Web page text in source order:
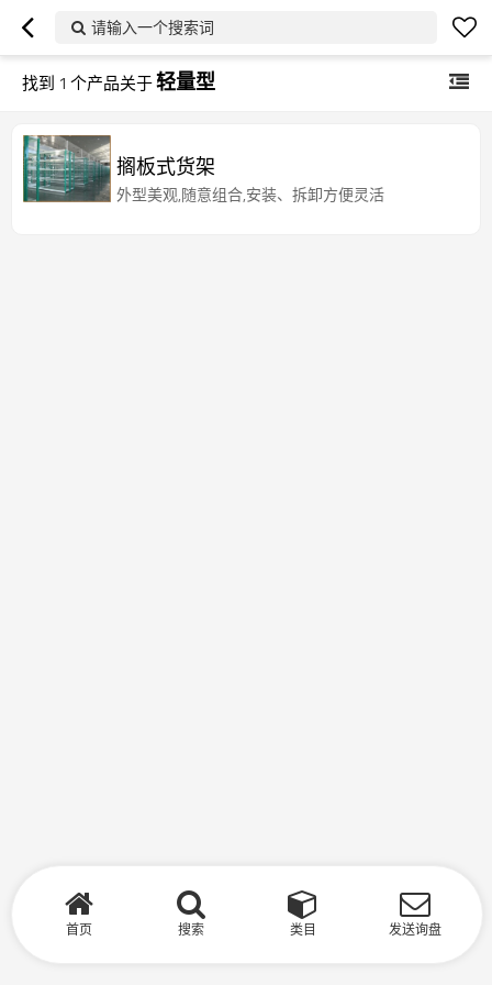
请输入一个搜索词
找到 1 个产品关于轻量型
搁板式货架
外型美观,随意组合,安装、拆卸方便灵活
首页 搜索 类目 发送询盘